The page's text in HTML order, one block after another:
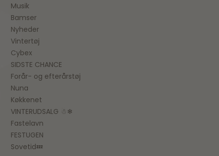
Musik
Bamser
Nyheder
Vintertøj
Cybex
SIDSTE CHANCE
Forår- og efterårstøj
Nuna
Køkkenet
VINTERUDSALG ☃❄
Fastelavn
FESTUGEN
Sovetid💤